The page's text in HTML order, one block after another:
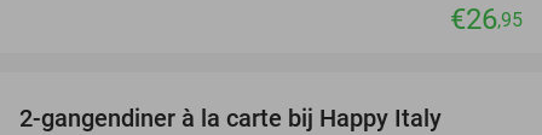
€26,95
2-gangendiner à la carte bij Happy Italy